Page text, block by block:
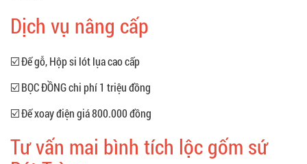
Dịch vụ nâng cấp
☑️ Đế gỗ, Hộp si lót lụa cao cấp
☑️ BỌC ĐỒNG chi phí 1 triệu đồng
☑️ Đế xoay điện giá 800.000 đồng
Tư vấn mai bình tích lộc gốm sứ